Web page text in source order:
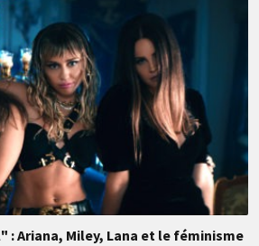
: Ariana, Miley, Lana et le féminisme